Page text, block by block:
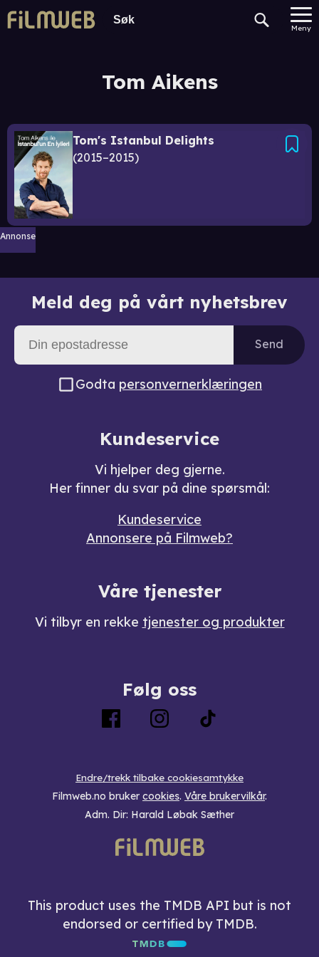
Meny
Tom Aikens
Tom's Istanbul Delights
2015–2015
Annonse
Meld deg på vårt nyhetsbrev
Send
Godta personvernerklæringen
Kundeservice
Vi hjelper deg gjerne.
Her finner du svar på dine spørsmål:
Kundeservice
Annonsere på Filmweb?
Våre tjenester
Vi tilbyr en rekke tjenester og produkter
Følg oss
Endre/trekk tilbake cookiesamtykke
Filmweb.no bruker cookies. Våre brukervilkår.
Adm. Dir: Harald Løbak Sæther
This product uses the TMDB API but is not
endorsed or certified by TMDB.